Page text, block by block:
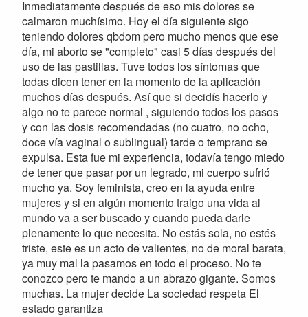
Inmediatamente después de eso mis dolores se
calmaron muchísimo. Hoy el día siguiente sigo
teniendo dolores qbdom pero mucho menos que ese
día, mi aborto se "completo" casi 5 días después del
uso de las pastillas. Tuve todos los síntomas que
todas dicen tener en la momento de la aplicación
muchos días después. Así que si decidís hacerlo y
algo no te parece normal , siguiendo todos los pasos
y con las dosis recomendadas (no cuatro, no ocho,
doce vía vaginal o sublingual) tarde o temprano se
expulsa. Esta fue mi experiencia, todavía tengo miedo
de tener que pasar por un legrado, mi cuerpo sufrió
mucho ya. Soy feminista, creo en la ayuda entre
mujeres y si en algún momento traigo una vida al
mundo va a ser buscado y cuando pueda darle
plenamente lo que necesita. No estás sola, no estés
triste, este es un acto de valientes, no de moral barata,
ya muy mal la pasamos en todo el proceso. No te
conozco pero te mando a un abrazo gigante. Somos
muchas. La mujer decide La sociedad respeta El
estado garantiza